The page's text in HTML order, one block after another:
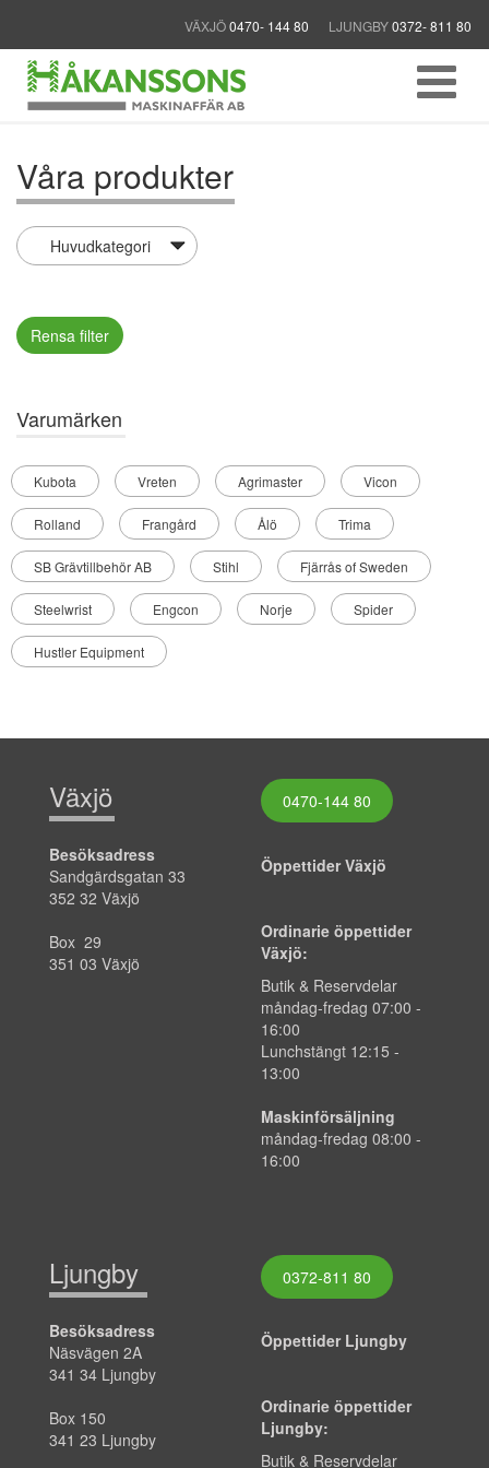
VÄXJÖ0470- 144 80 LJUNGBY0372- 811 80
Våra produkter
Rensa filter
Varumärken
Kubota Vreten Agrimaster Vicon
Rolland Frangård Ålö Trima
SB Grävtillbehör AB Stihl Fjärrås of Sweden
Steelwrist Engcon Norje Spider
Hustler Equipment
Växjö
Besöksadress
Sandgärdsgatan 33
352 32 Växjö
Box 29
351 03 Växjö
0470-144 80
Öppettider Växjö
Ordinarie öppettider
Växjö:
Butik & Reservdelar
måndag-fredag 07:00 -
16:00
Lunchstängt 12:15 -
13:00
Maskinförsäljning
måndag-fredag 08:00 -
16:00
Ljungby
Besöksadress
Näsvägen 2A
341 34 Ljungby
Box 150
341 23 Ljungby
0372-811 80
Öppettider Ljungby
Ordinarie öppettider
Ljungby:
Butik & Reservdelar